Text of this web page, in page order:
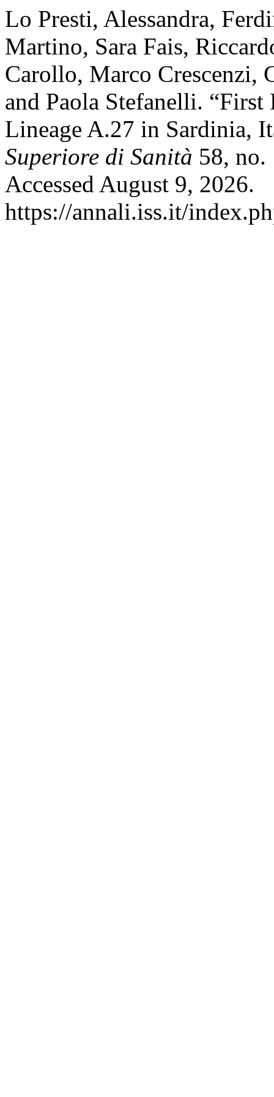
Lo Presti, Alessandra,
Martino, Sara Fais,
Carollo, Marco Crescenzi,
and Paola Stefanelli.
Lineage A.27 in Sardinia,
Superiore di Sanità 58, no.
Accessed August 9, 2026.
https://annali.iss.it/